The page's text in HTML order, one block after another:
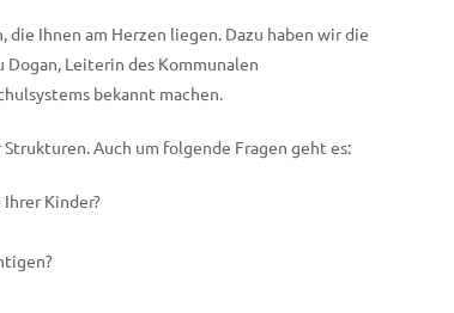
die Ihnen am Herzen liegen. Dazu haben wir die
Dogan, Leiterin des Kommunalen
bekannt machen.
Auch um folgende Fragen geht es:
Kinder?